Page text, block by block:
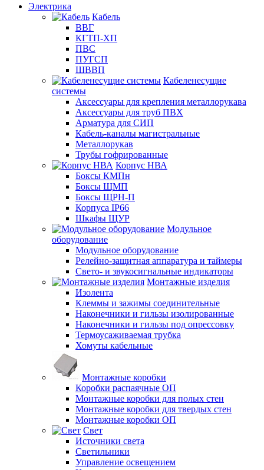
Электрика
Кабель
ВВГ
КГТП-ХП
ПВС
ПУГСП
ШВВП
Кабеленесущие
системы
Аксессуары для крепления металлорукава
Аксессуары для труб ПВХ
Арматура для СИП
Кабель-каналы магистральные
Металлорукав
Трубы гофрированные
Корпус НВА
Боксы КМПн
Боксы ЩМП
Боксы ЩРН-П
Корпуса IP66
Шкафы ЩУР
Модульное
оборудование
Модульное оборудование
Релейно-защитная аппаратура и таймеры
Свето- и звукосигнальные индикаторы
Монтажные изделия
Изолента
Клеммы и зажимы соединительные
Наконечники и гильзы изолированные
Наконечники и гильзы под опрессовку
Термоусаживаемая трубка
Хомуты кабельные
Монтажные коробки
Коробки распаячные ОП
Монтажные коробки для полых стен
Монтажные коробки для твердых стен
Монтажные коробки ОП
Свет
Источники света
Светильники
Управление освещением